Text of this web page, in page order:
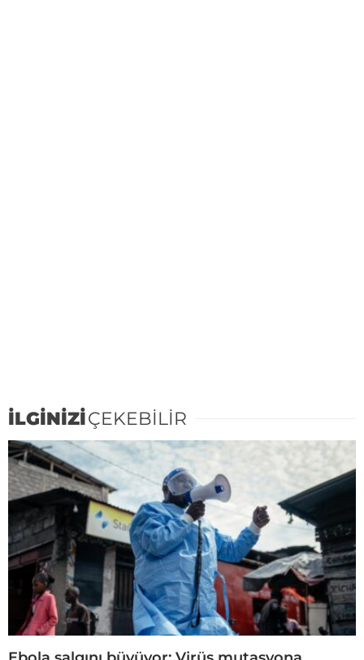
İLGİNİZİÇEKEBİLİR